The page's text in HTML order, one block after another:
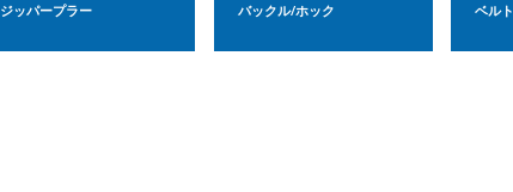
ジッパープラー バックル/ホック ベルト